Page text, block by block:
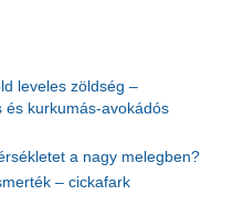
leveles zöldség –
és kurkumás-avokádós
a nagy melegben?
– cickafark